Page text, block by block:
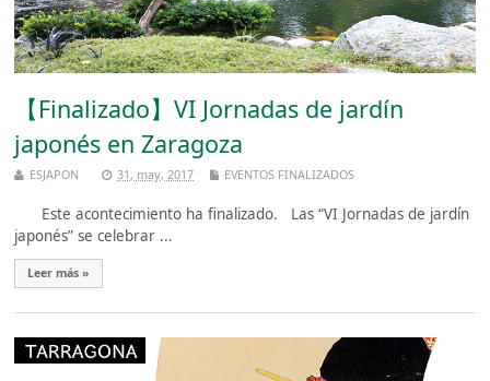
【Finalizado】VI Jornadas de jardín
japonés en Zaragoza
ESJAPON 31, may, 2017 EVENTOS FINALIZADOS
Este acontecimiento ha finalizado. Las “VI Jornadas de jardín
japonés” se celebrar ...
Leer más »